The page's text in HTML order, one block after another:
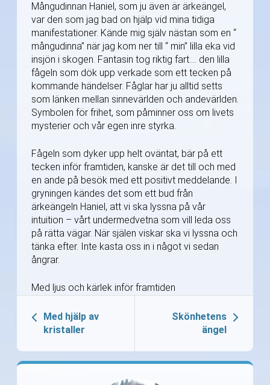
Mångudinnan Haniel, som ju även är ärkeängel,
var den som jag bad on hjälp vid mina tidiga
manifestationer. Kände mig själv nästan som en “
mångudinna” när jag kom ner till “ min” lilla eka vid
insjön i skogen. Fantasin tog riktig fart…. den lilla
fågeln som dök upp verkade som ett tecken på
kommande händelser. Fåglar har ju alltid setts
som länken mellan sinnevärlden och andevärlden.
Symbolen för frihet, som påminner oss om livets
mysterier och vår egen inre styrka.
Fågeln som dyker upp helt oväntat, bär på ett
tecken inför framtiden, kanske är det till och med
en ande på besök med ett positivt meddelande. I
gryningen kändes det som ett bud från
ärkeängeln Haniel, att vi ska lyssna på vår
intuition – vårt undermedvetna som vill leda oss
på rätta vägar. När själen viskar ska vi lyssna och
tänka efter. Inte kasta oss in i något vi sedan
ångrar.
Med ljus och kärlek inför framtiden
Med hjälp av
kristaller
Skönhetens
ängel